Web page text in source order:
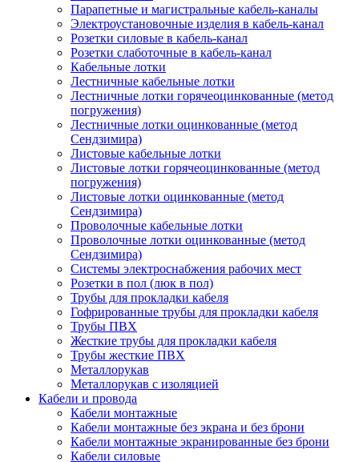
Парапетные и магистральные кабель-каналы
Электроустановочные изделия в кабель-канал
Розетки силовые в кабель-канал
Розетки слаботочные в кабель-канал
Кабельные лотки
Лестничные кабельные лотки
Лестничные лотки горячеоцинкованные (метод
погружения)
Лестничные лотки оцинкованные (метод
Сендзимира)
Листовые кабельные лотки
Листовые лотки горячеоцинкованные (метод
погружения)
Листовые лотки оцинкованные (метод
Сендзимира)
Проволочные кабельные лотки
Проволочные лотки оцинкованные (метод
Сендзимира)
Системы электроснабжения рабочих мест
Розетки в пол (люк в пол)
Трубы для прокладки кабеля
Гофрированные трубы для прокладки кабеля
Трубы ПВХ
Жесткие трубы для прокладки кабеля
Трубы жесткие ПВХ
Металлорукав
Металлорукав с изоляцией
Кабели и провода
Кабели монтажные
Кабели монтажные без экрана и без брони
Кабели монтажные экранированные без брони
Кабели силовые